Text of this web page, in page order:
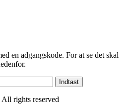
en adgangskode. For at se det skal
rights reserved